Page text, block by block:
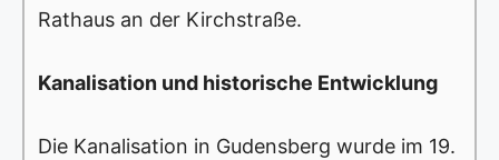
Rathaus an der Kirchstraße.
Kanalisation und historische Entwicklung
Die Kanalisation in Gudensberg wurde im 19.